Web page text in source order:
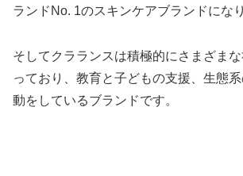
ランドNo. 1のスキンケアブランドにな
そしてクラランスは積極的にさまざま
っており、教育と子どもの支援、生態
動をしているブランドです。